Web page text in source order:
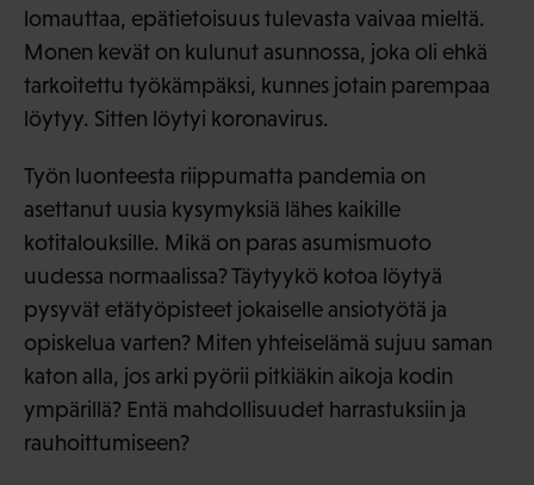
lomauttaa, epätietoisuus tulevasta vaivaa mieltä.
Monen kevät on kulunut asunnossa, joka oli ehkä
tarkoitettu työkämpäksi, kunnes jotain parempaa
löytyy. Sitten löytyi koronavirus.
Työn luonteesta riippumatta pandemia on
asettanut uusia kysymyksiä lähes kaikille
kotitalouksille. Mikä on paras asumismuoto
uudessa normaalissa? Täytyykö kotoa löytyä
pysyvät etätyöpisteet jokaiselle ansiotyötä ja
opiskelua varten? Miten yhteiselämä sujuu saman
katon alla, jos arki pyörii pitkiäkin aikoja kodin
ympärillä? Entä mahdollisuudet harrastuksiin ja
rauhoittumiseen?